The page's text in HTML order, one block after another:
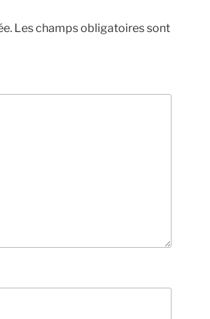
Les champs obligatoires sont